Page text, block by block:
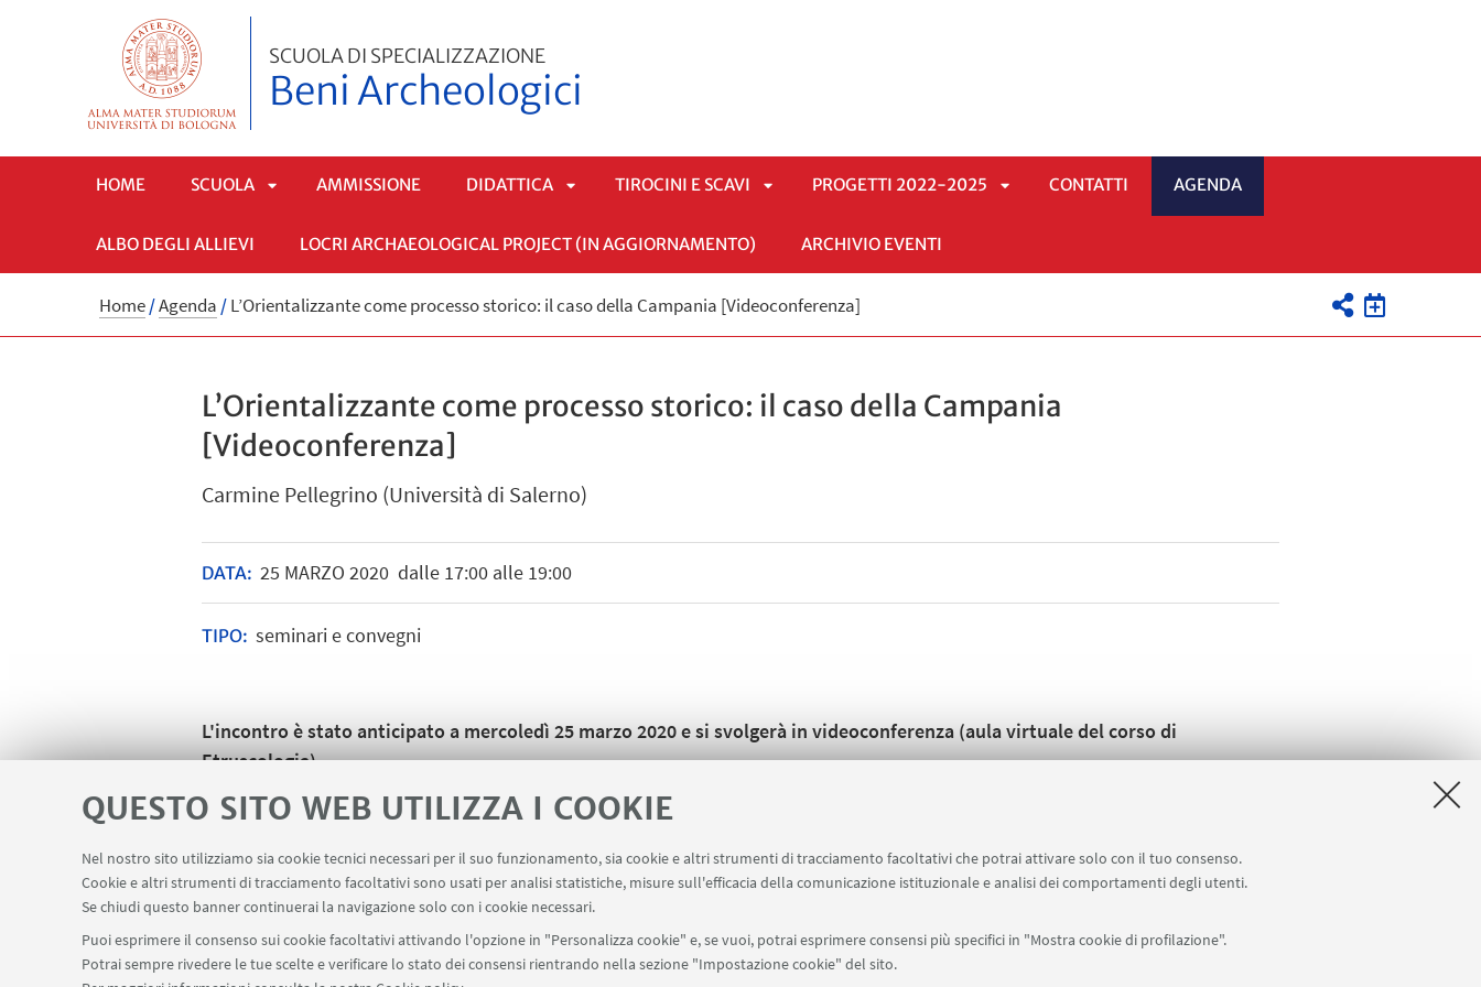
QUESTO SITO WEB UTILIZZA I COOKIE
Nel nostro sito utilizziamo sia cookie tecnici necessari per il suo funzionamento, sia cookie e altri strumenti di tracciamento facoltativi che potrai attivare solo con il tuo consenso.
Cookie e altri strumenti di tracciamento facoltativi sono usati per analisi statistiche, misure sull'efficacia della comunicazione istituzionale e analisi dei comportamenti degli utenti.
Se chiudi questo banner continuerai la navigazione solo con i cookie necessari.
Puoi esprimere il consenso sui cookie facoltativi attivando l'opzione in "Personalizza cookie" e, se vuoi, potrai esprimere consensi più specifici in "Mostra cookie di profilazione".
Potrai sempre rivedere le tue scelte e verificare lo stato dei consensi rientrando nella sezione "Impostazione cookie" del sito.
SCUOLA DI SPECIALIZZAZIONE
Beni Archeologici
HOME SCUOLA
APRI
SOTTOMENÙ
AMMISSIONE DIDATTICA
APRI
SOTTOMENÙ
TIROCINI E SCAVI
APRI
SOTTOMENÙ
PROGETTI 2022-2025 CONTATTI AGENDA
ALBO DEGLI ALLIEVI LOCRI ARCHAEOLOGICAL PROJECT (IN AGGIORNAMENTO) ARCHIVIO EVENTI
Home/Agenda /L’Orientalizzante come processo storico: il caso della Campania [Videoconferenza]
L’Orientalizzante come processo storico: il caso della Campania
[Videoconferenza]
Carmine Pellegrino (Università di Salerno)
DATA: 25 MARZO 2020dalle 17:00 alle 19:00
TIPO: seminari e convegni
L'incontro è stato anticipato a mercoledì 25 marzo 2020 e si svolgerà in videoconferenza (aula virtuale del corso di
Etruscologia).